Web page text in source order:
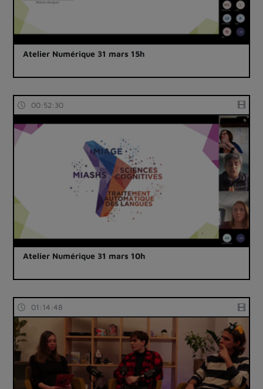
Atelier Numérique 31 mars 15h
00:52:30
Atelier Numérique 31 mars 10h
01:14:48